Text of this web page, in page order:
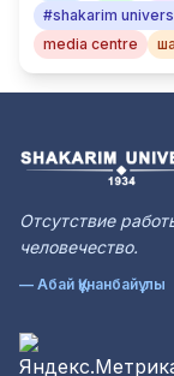
#shakarim
media centre
Отсутствие
человечество.
— Абай Құнанбайұлы